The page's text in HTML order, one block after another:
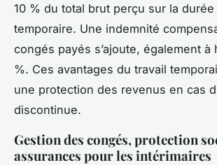
10 % du total brut perçu sur la
temporaire. Une indemnité
congés payés s’ajoute, également à
%. Ces avantages du travail
une protection des revenus en cas
discontinue.
Gestion des congés, protection
assurances pour les intérimaires